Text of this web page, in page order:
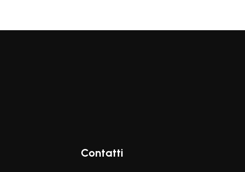
Contatti